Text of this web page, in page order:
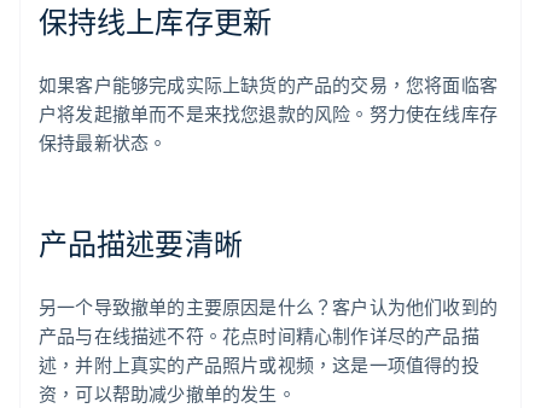
保持线上库存更新
如果客户能够完成实际上缺货的产品的交易，您将面临客
户将发起撤单而不是来找您退款的风险。努力使在线库存
保持最新状态。
产品描述要清晰
另一个导致撤单的主要原因是什么？客户认为他们收到的
产品与在线描述不符。花点时间精心制作详尽的产品描
述，并附上真实的产品照片或视频，这是一项值得的投
资，可以帮助减少撤单的发生。